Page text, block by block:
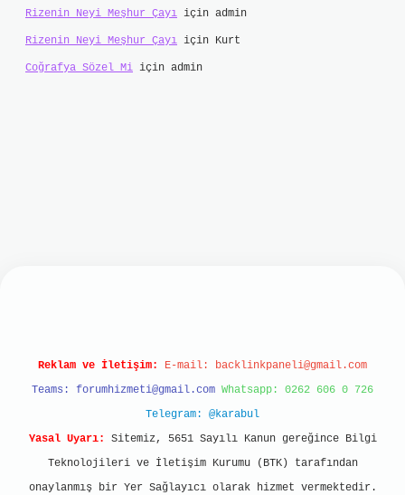
Rizenin Neyi Meşhur Çayı için admin
Rizenin Neyi Meşhur Çayı için Kurt
Coğrafya Sözel Mi için admin
Reklam ve İletişim: E-mail: backlinkpaneli@gmail.com
Teams: forumhizmeti@gmail.com Whatsapp: 0262 606 0 726
Telegram: @karabul
Yasal Uyarı:
Sitemiz, 5651 Sayılı Kanun gereğince Bilgi
Teknolojileri ve İletişim Kurumu (BTK) tarafından
onaylanmış bir Yer Sağlayıcı olarak hizmet vermektedir.